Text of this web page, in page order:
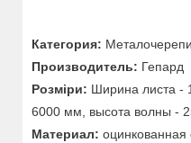
Категория:
Производитель: Гепард
Розміри: Ширина листа -
6000 мм, высота волны -
Материал: оцинкованная